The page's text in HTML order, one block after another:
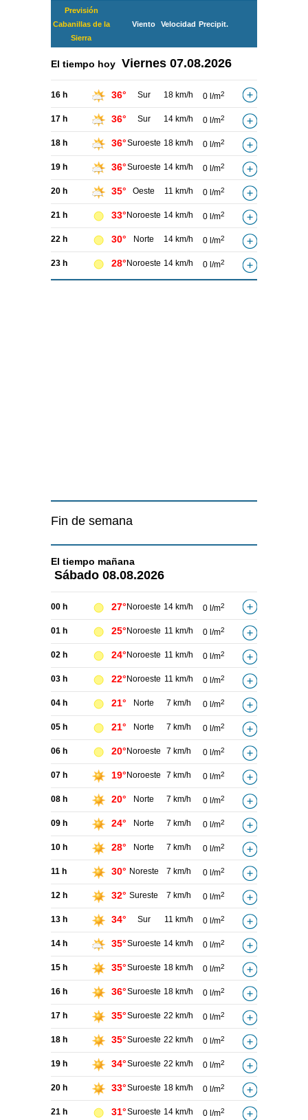
Previsión
Cabanillas de la
Sierra
Viento Velocidad Precipit.
El tiempo hoy Viernes 07.08.2026
16 h 36° Sur 18 km/h 0 l/m2
17 h 36° Sur 14 km/h 0 l/m2
18 h 36°Suroeste 18 km/h 0 l/m2
19 h 36°Suroeste 14 km/h 0 l/m2
20 h 35° Oeste 11 km/h 0 l/m2
21 h 33° Noroeste 14 km/h 0 l/m2
22 h 30° Norte 14 km/h 0 l/m2
23 h 28° Noroeste 14 km/h 0 l/m2
Fin de semana
El tiempo mañana
Sábado 08.08.2026
00 h 27° Noroeste 14 km/h 0 l/m2
01 h 25° Noroeste 11 km/h 0 l/m2
02 h 24° Noroeste 11 km/h 0 l/m2
03 h 22° Noroeste 11 km/h 0 l/m2
04 h 21° Norte 7 km/h 0 l/m2
05 h 21° Norte 7 km/h 0 l/m2
06 h 20° Noroeste 7 km/h 0 l/m2
07 h 19° Noroeste 7 km/h 0 l/m2
08 h 20° Norte 7 km/h 0 l/m2
09 h 24° Norte 7 km/h 0 l/m2
10 h 28° Norte 7 km/h 0 l/m2
11 h 30° Noreste 7 km/h 0 l/m2
12 h 32° Sureste 7 km/h 0 l/m2
13 h 34° Sur 11 km/h 0 l/m2
14 h 35°Suroeste 14 km/h 0 l/m2
15 h 35°Suroeste 18 km/h 0 l/m2
16 h 36°Suroeste 18 km/h 0 l/m2
17 h 35°Suroeste 22 km/h 0 l/m2
18 h 35°Suroeste 22 km/h 0 l/m2
19 h 34°Suroeste 22 km/h 0 l/m2
20 h 33°Suroeste 18 km/h 0 l/m2
21 h 31°Suroeste 14 km/h 0 l/m2